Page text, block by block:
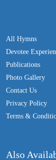
All Hymns
Devotee
Publications
Photo Gallery
Contact Us
Privacy Policy
Terms &
Also